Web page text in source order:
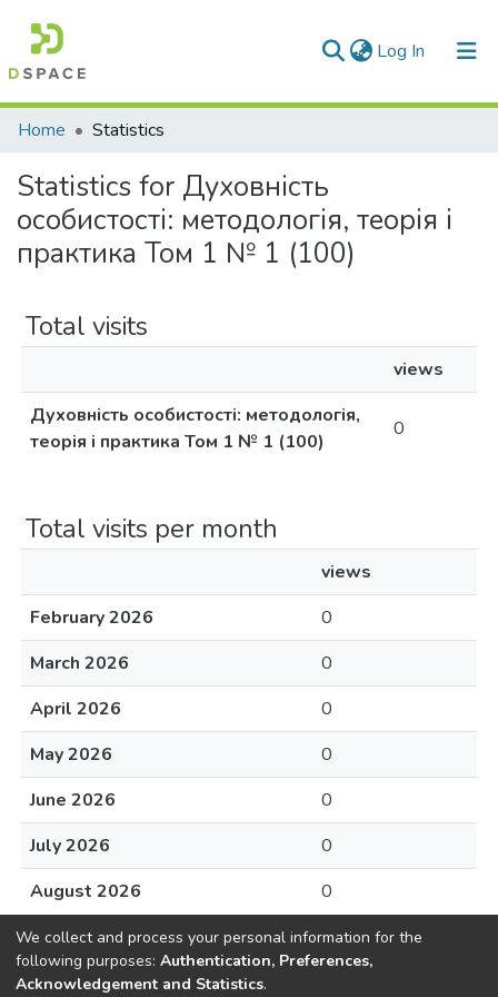
Log In (current)
Communities & Collections
All of DSpace
Home Statistics
Statistics for Духовність
особистості: методологія, теорія і
практика Том 1 № 1 (100)
Total visits
views
Духовність особистості: методологія,
теорія і практика Том 1 № 1 (100)
0
Total visits per month
views
February 2026
0
March 2026
0
April 2026
0
May 2026
0
June 2026
0
July 2026
0
August 2026
0
We collect and process your personal information for the
following purposes: Authentication, Preferences,
Acknowledgement and Statistics.